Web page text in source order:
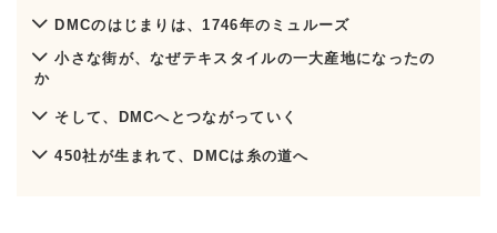
DMCのはじまりは、1746年のミュルーズ
小さな街が、なぜテキスタイルの一大産地になったの
か
そして、DMCへとつながっていく
450社が生まれて、DMCは糸の道へ